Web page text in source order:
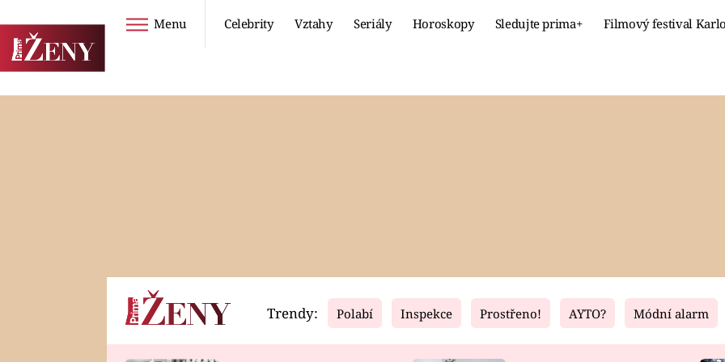
Menu Celebrity Vztahy Seriály Horoskopy Sledujte prima+ Filmový festival
Horoskopy Video Fresh Living
Trendy: Polabí Inspekce Prostřeno! AYTO? Módní alarm